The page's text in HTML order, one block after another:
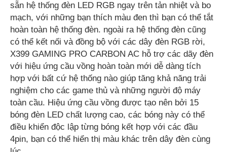
sẵn hệ thống đèn LED RGB ngay trên tản nhiệt và bo
mạch, với những bạn thích màu đen thì bạn có thể tắt
hoàn toàn hệ thống đèn. ngoài ra hệ thống đèn cũng
có thể kết nối và đồng bộ với các dây đèn RGB rời,
X399 GAMING PRO CARBON AC hỗ trợ các dãy đèn
với hiệu ứng cầu vồng hoàn toàn mới dễ dàng tích
hợp với bất cứ hệ thống nào giúp tăng khả năng trải
nghiệm cho các game thủ và những người độ máy
toàn cầu. Hiệu ứng cầu vồng được tạo nên bởi 15
bóng đèn LED chất lượng cao, các bóng này có thể
điều khiển độc lập từng bóng kết hợp với các đầu
4pin, bạn có thể hiển thị màu khác trên dây đèn cùng